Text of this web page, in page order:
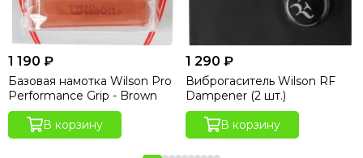
1 190 ₽
Базовая намотка Wilson Pro
Performance Grip - Brown
В корзину
1 290 ₽
Виброгаситель Wilson RF
Dampener (2 шт.)
В корзину